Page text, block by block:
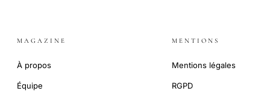
MAGAZINE
À propos
Équipe
MENTIONS
Mentions légales
RGPD